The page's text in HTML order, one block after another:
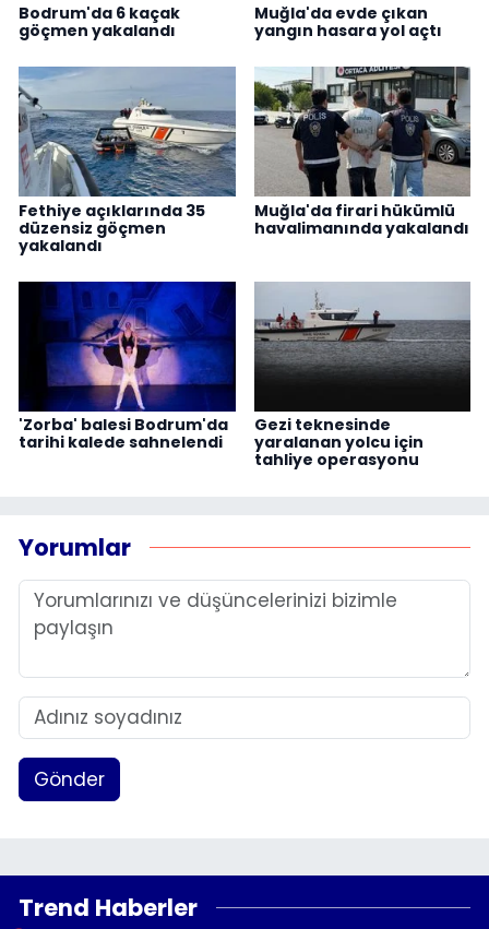
Bodrum'da 6 kaçak
göçmen yakalandı
Muğla'da evde çıkan
yangın hasara yol açtı
Fethiye açıklarında 35
düzensiz göçmen
yakalandı
Muğla'da firari hükümlü
havalimanında yakalandı
'Zorba' balesi Bodrum'da
tarihi kalede sahnelendi
Gezi teknesinde
yaralanan yolcu için
tahliye operasyonu
Yorumlar
Gönder
Trend Haberler